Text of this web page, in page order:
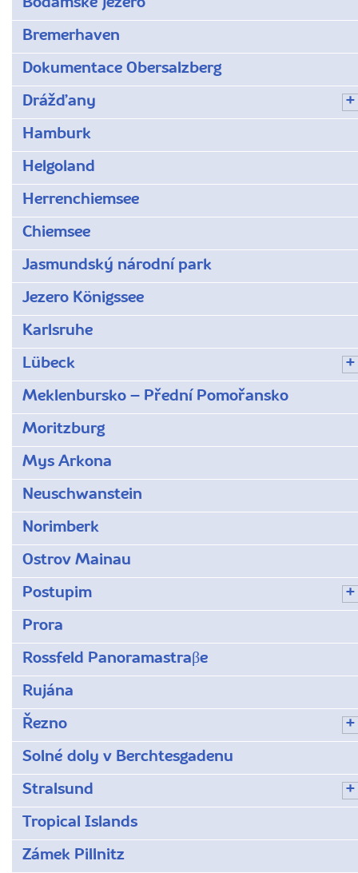
Bremerhaven
Dokumentace Obersalzberg
Drážďany
Hamburk
Helgoland
Herrenchiemsee
Chiemsee
Jasmundský národní park
Jezero Königssee
Karlsruhe
Lübeck
Meklenbursko – Přední Pomořansko
Moritzburg
Mys Arkona
Neuschwanstein
Norimberk
Ostrov Mainau
Postupim
Prora
Rossfeld Panoramastraβe
Rujána
Řezno
Solné doly v Berchtesgadenu
Stralsund
Tropical Islands
Zámek Pillnitz